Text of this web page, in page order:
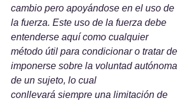
cambio pero apoyándose en el uso de
la fuerza. Este uso de la fuerza debe
entenderse aquí como cualquier
método útil para condicionar o tratar de
imponerse sobre la voluntad autónoma
de un sujeto, lo cual
conllevará siempre una limitación de